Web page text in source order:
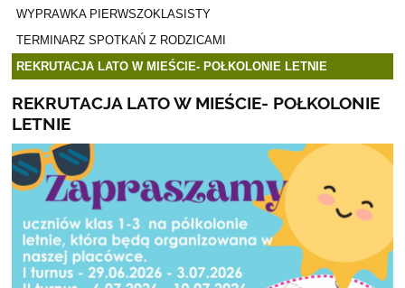
WYPRAWKA PIERWSZOKLASISTY
TERMINARZ SPOTKAŃ Z RODZICAMI
REKRUTACJA LATO W MIEŚCIE- POŁKOLONIE LETNIE
REKRUTACJA LATO W MIEŚCIE- POŁKOLONIE
LETNIE